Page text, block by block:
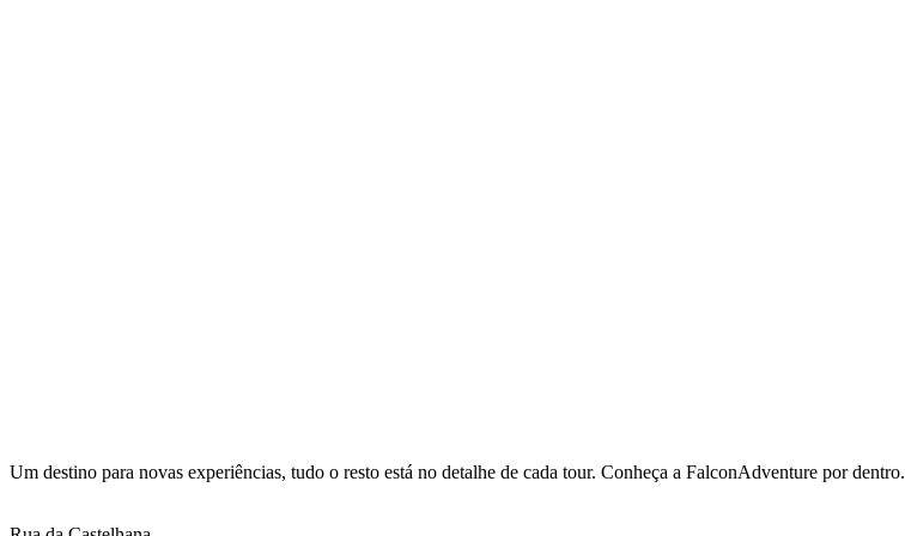
Um destino para novas experiências, tudo o resto está no detalhe de cada tour. Conheça a FalconAdventure por dentro.